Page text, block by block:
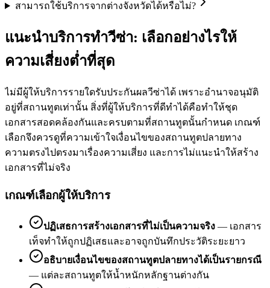
สามารถใช้บริการจากต่างจังหวัดได้หรือไม่?
แนะนำบริการทำวีซ่า: เลือกอย่างไรให้
ความเสี่ยงต่ำที่สุด
ไม่มีผู้ให้บริการรายใดรับประกันผลวีซ่าได้ เพราะอำนาจอนุมัติ
อยู่ที่สถานทูตเท่านั้น สิ่งที่ผู้ให้บริการที่ดีทำได้คือทำให้ชุด
เอกสารสอดคล้องกันและครบตามที่สถานทูตนั้นกำหนด เกณฑ์
เลือกจึงควรดูที่ความเข้าใจเงื่อนไขของสถานทูตปลายทาง
ความตรงไปตรงมาเรื่องความเสี่ยง และการไม่แนะนำให้สร้าง
เอกสารที่ไม่จริง
เกณฑ์เลือกผู้ให้บริการ
ปฏิเสธการสร้างเอกสารที่ไม่เป็นความจริง — เอกสาร
เท็จทำให้ถูกปฏิเสธและอาจถูกบันทึกประวัติระยะยาว
อธิบายเงื่อนไขของสถานทูตปลายทางได้เป็นรายกรณี
— แต่ละสถานทูตให้น้ำหนักหลักฐานต่างกัน